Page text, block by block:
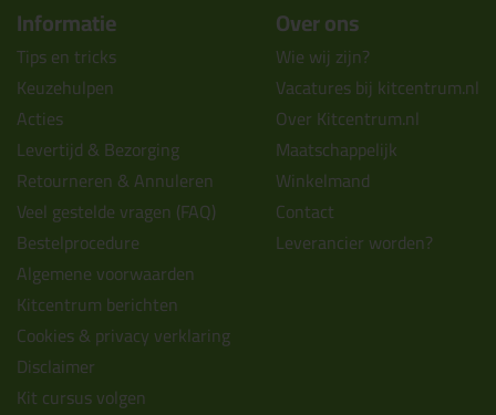
Informatie
Tips en tricks
Keuzehulpen
Acties
Levertijd & Bezorging
Retourneren & Annuleren
Veel gestelde vragen (FAQ)
Bestelprocedure
Algemene voorwaarden
Kitcentrum berichten
Cookies & privacy verklaring
Disclaimer
Kit cursus volgen
Over ons
Wie wij zijn?
Vacatures bij kitcentrum.nl
Over Kitcentrum.nl
Maatschappelijk
Winkelmand
Contact
Leverancier worden?